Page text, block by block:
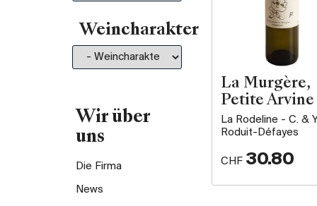
Weincharakter
Wir über
uns
Die Firma
News
La Murgère,
Petite Arvine
La Rodeline - C. &
Roduit-Défayes
CHF 30.80